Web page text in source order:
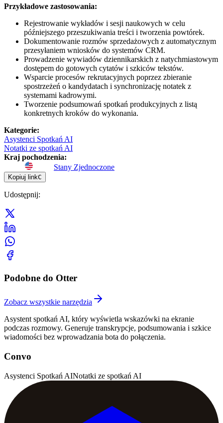
Przykładowe zastosowania:
Rejestrowanie wykładów i sesji naukowych w celu
późniejszego przeszukiwania treści i tworzenia powtórek.
Dokumentowanie rozmów sprzedażowych z automatycznym
przesyłaniem wniosków do systemów CRM.
Prowadzenie wywiadów dziennikarskich z natychmiastowym
dostępem do gotowych cytatów i szkiców tekstów.
Wsparcie procesów rekrutacyjnych poprzez zbieranie
spostrzeżeń o kandydatach i synchronizację notatek z
systemami kadrowymi.
Tworzenie podsumowań spotkań produkcyjnych z listą
konkretnych kroków do wykonania.
Kategorie:
Asystenci Spotkań AI
Notatki ze spotkań AI
Kraj pochodzenia:
Stany Zjednoczone
Kopiuj linkC
Udostępnij:
Podobne do Otter
Zobacz wszystkie narzędzia
Asystent spotkań AI, który wyświetla wskazówki na ekranie
podczas rozmowy. Generuje transkrypcje, podsumowania i szkice
wiadomości bez wprowadzania bota do połączenia.
Convo
Asystenci Spotkań AINotatki ze spotkań AI